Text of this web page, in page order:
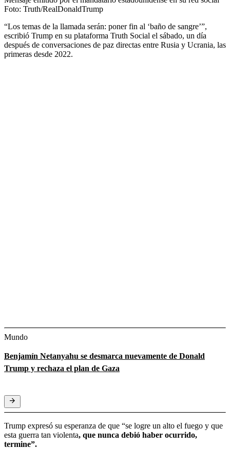
Foto: Truth/RealDonaldTrump
“Los temas de la llamada serán: poner fin al ‘baño de sangre’”,
escribió Trump en su plataforma Truth Social el sábado, un día
después de conversaciones de paz directas entre Rusia y Ucrania, las
primeras desde 2022.
Mundo
Benjamín Netanyahu se desmarca nuevamente de Donald
Trump y rechaza el plan de Gaza
Trump expresó su esperanza de que “se logre un alto el fuego y que
esta guerra tan violenta, que nunca debió haber ocurrido,
termine”.